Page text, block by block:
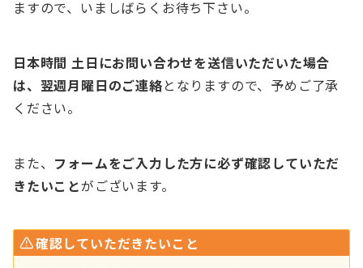
ますので、いましばらくお待ち下さい。
日本時間 土日にお問い合わせを送信いただいた場合
は、翌週月曜日のご連絡となりますので、予めご了承
ください。
また、 フォームをご入力した方に必ず確認していただ
きたいことがございます。
確認していただきたいこと